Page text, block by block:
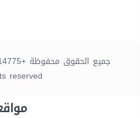
جميع الحقوق محفوظة +14775 هاتفاً © موبايلاوي 2026
reserved